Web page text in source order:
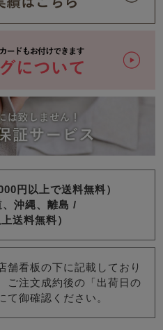
円以上で送料無料）
沖縄、離島 /
送料無料）
舗看板の下に記載しており
ご注文成約後の「出荷日の
て御確認ください。